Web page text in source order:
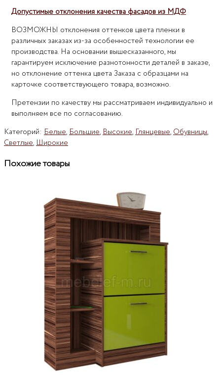
Допустимые отклонения качества фасадов из МДФ
ВОЗМОЖНЫ отклонения оттенков цвета пленки в
различных заказах из-за особенностей технологии ее
производства. На основании вышесказанного, мы
гарантируем исключение разнотонности деталей в заказе,
но отклонение оттенка цвета Заказа с образцами на
карточке соответствующего товара, возможно.
Претензии по качеству мы рассматриваем индивидуально и
выполняем все по согласованию.
Категорий: Белые,Большие,Высокие,Глянцевые,Обувницы,
Светлые,Широкие
Похожие товары